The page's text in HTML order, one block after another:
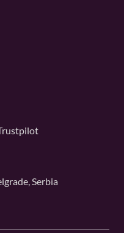
Serbia